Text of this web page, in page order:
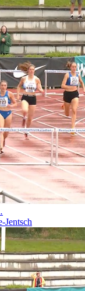
Jentsch